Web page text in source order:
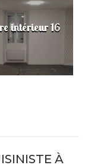
intérieur 16
À